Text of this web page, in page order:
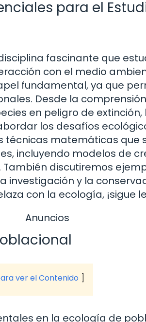
para el
fascinante que
con el medio
fundamental, ya que
Desde la
en peligro de
los desafíos
técnicas matemáticas que
incluyendo modelos de
discutiremos
y la
con la ecología, ¡sigue
Anuncios
ver el Contenido
en la ecología de